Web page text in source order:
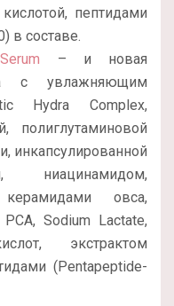
пептидами
в составе.
– и новая
с увлажняющим
Hydra Complex,
полиглутаминовой
инкапсулированной
ниацинамидом,
овса,
Sodium Lactate,
экстрактом
(Pentapeptide-